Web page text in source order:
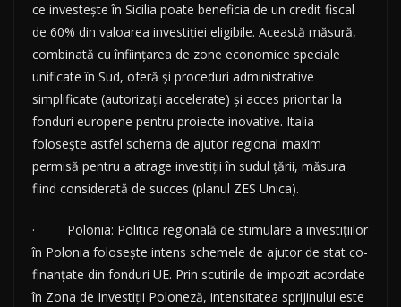
ce investește în Sicilia poate beneficia de un credit fiscal
de 60% din valoarea investiției eligibile. Această măsură,
combinată cu înființarea de zone economice speciale
unificate în Sud, oferă și proceduri administrative
simplificate (autorizații accelerate) și acces prioritar la
fonduri europene pentru proiecte inovative. Italia
folosește astfel schema de ajutor regional maxim
permisă pentru a atrage investiții în sudul țării, măsura
fiind considerată de succes (planul ZES Unica).
· Polonia: Politica regională de stimulare a investițiilor
în Polonia folosește intens schemele de ajutor de stat co-
finanțate din fonduri UE. Prin scutirile de impozit acordate
în Zona de Investiții Poloneză, intensitatea sprijinului este